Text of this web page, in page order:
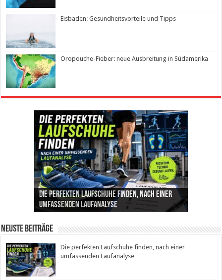
Eisbaden: Gesundheitsvorteile und Tipps
Oropouche-Fieber: neue Ausbreitung in Südamerika
Die perfekten Laufschuhe finden, nach einer
umfassenden Laufanalyse
Intelligente ZYCLE-Bikes: Indoor-Training mit
Präzision, Leistung und Vertrauen
Insemination (IUI): Ablauf, Erfolgschancen und
Kosten im Überblick
Cannabis als Medizin: Wie es Schmerzen, Stress
und Schlaf im Alltag beeinflusst
Leben mit Inkontinenz: Tipps für mehr
Sicherheit im Alltag
Neuste Beiträge
Die perfekten Laufschuhe finden, nach einer
umfassenden Laufanalyse